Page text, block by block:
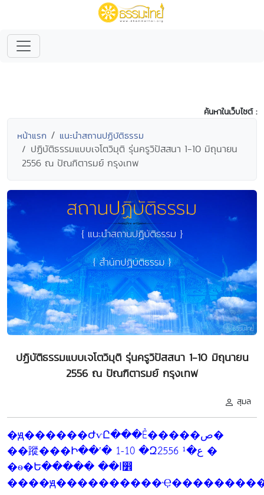
ค้นหาในเว็บไซต์ :
หน้าแรก แนะนำสถานปฏิบัติธรรม
ปฏิบัติธรรมแบบเจโตวิมุติ รุ่นครูวิปัสสนา 1-10 มิถุนายน
2556 ณ ปัณฑิตารมย์ กรุงเทพ
ปฏิบัติธรรมแบบเจโตวิมุติ รุ่นครูวิปัสสนา 1-10 มิถุนายน
2556 ณ ปัณฑิตารมย์ กรุงเทพ
สุมล
�ԭ������ԺѵԸ���Ẻ�����ص�
��蹤���Ի��ʹ� 1-10 �Զع�¹ 2556 �
�ѳ�Ե����� ��ا෾